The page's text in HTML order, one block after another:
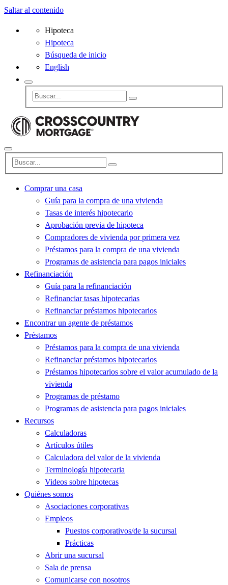
Saltar al contenido
Hipoteca
Hipoteca
Búsqueda de inicio
English
Comprar una casa
Guía para la compra de una vivienda
Tasas de interés hipotecario
Aprobación previa de hipoteca
Compradores de vivienda por primera vez
Préstamos para la compra de una vivienda
Programas de asistencia para pagos iniciales
Refinanciación
Guía para la refinanciación
Refinanciar tasas hipotecarias
Refinanciar préstamos hipotecarios
Encontrar un agente de préstamos
Préstamos
Préstamos para la compra de una vivienda
Refinanciar préstamos hipotecarios
Préstamos hipotecarios sobre el valor acumulado de la
vivienda
Programas de préstamo
Programas de asistencia para pagos iniciales
Recursos
Calculadoras
Artículos útiles
Calculadora del valor de la vivienda
Terminología hipotecaria
Videos sobre hipotecas
Quiénes somos
Asociaciones corporativas
Empleos
Puestos corporativos/de la sucursal
Prácticas
Abrir una sucursal
Sala de prensa
Comunicarse con nosotros